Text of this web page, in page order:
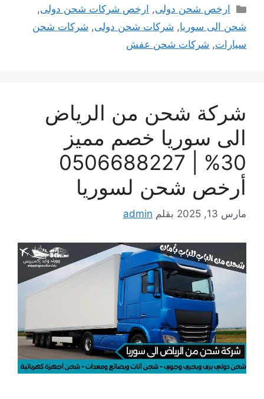
التصنيفات
ارخص شحن دولى, ارخص شركات شحن دولى,
شحن الى سوريا, شركات شحن دولى, شركات شحن
سيارات, شركات شحن عفش
شركة شحن من الرياض
الى سوريا خصم مميز
30% | 0506688227
أرخص شحن لسوريا
مارس 13, 2025 بقلم admin